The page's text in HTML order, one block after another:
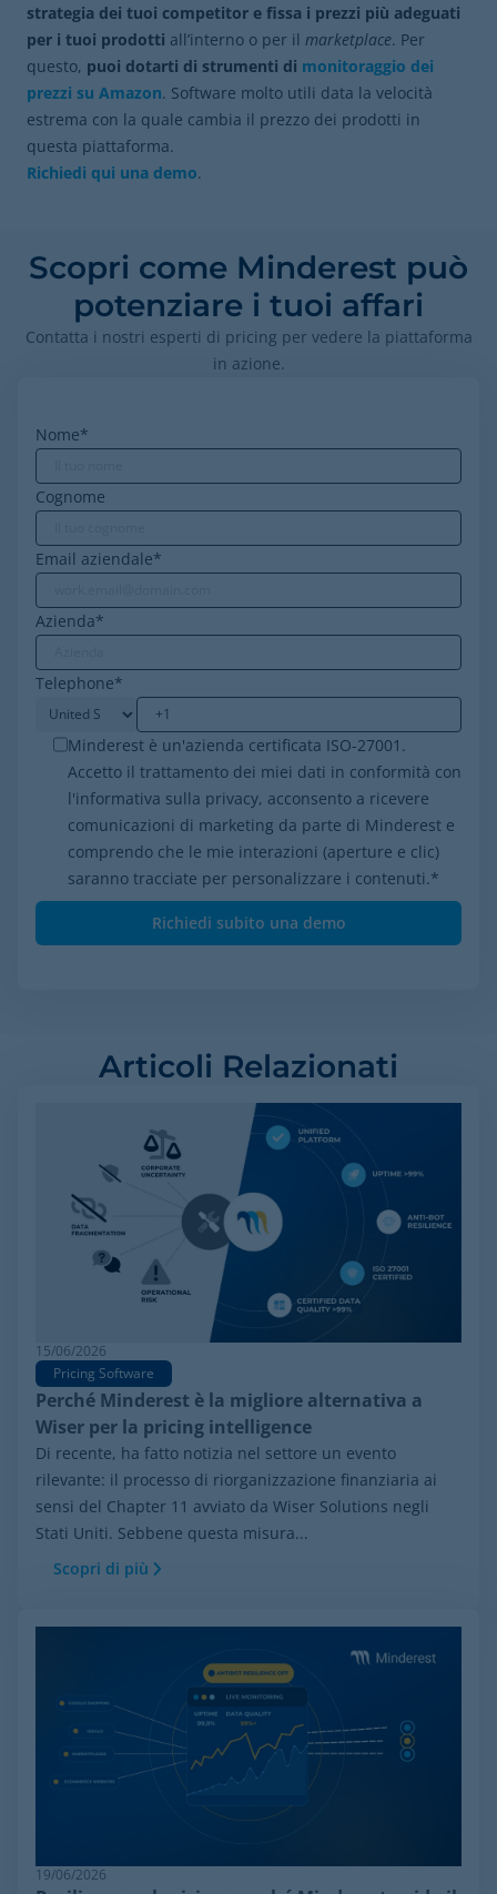
strategia dei tuoi competitor e fissa i prezzi più adeguati
per i tuoi prodotti all’interno o per il marketplace. Per
questo, puoi dotarti di strumenti di monitoraggio dei
prezzi su Amazon. Software molto utili data la velocità
estrema con la quale cambia il prezzo dei prodotti in
questa piattaforma.
Richiedi qui una demo.
Scopri come Minderest può
potenziare i tuoi affari
Contatta i nostri esperti di pricing per vedere la piattaforma
in azione.
Nome*
Cognome
Email aziendale*
Azienda*
Telephone*
Minderest è un'azienda certificata ISO-27001.
Accetto il trattamento dei miei dati in conformità con
l'informativa sulla privacy, acconsento a ricevere
comunicazioni di marketing da parte di Minderest e
comprendo che le mie interazioni (aperture e clic)
saranno tracciate per personalizzare i contenuti.*
Articoli Relazionati
15/06/2026
Pricing Software
Perché Minderest è la migliore alternativa a
Wiser per la pricing intelligence
Di recente, ha fatto notizia nel settore un evento
rilevante: il processo di riorganizzazione finanziaria ai
sensi del Chapter 11 avviato da Wiser Solutions negli
Stati Uniti. Sebbene questa misura...
Scopri di più
19/06/2026